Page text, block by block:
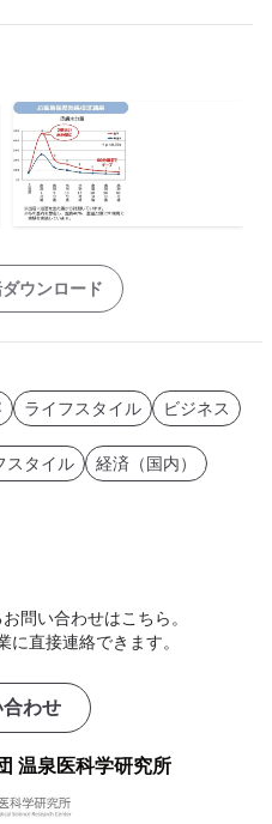
ウンロード
ライフスタイル ビジネス
スタイル 経済（国内）
問い合わせはこちら。
に直接連絡できます。
わせ
温泉医科学研究所